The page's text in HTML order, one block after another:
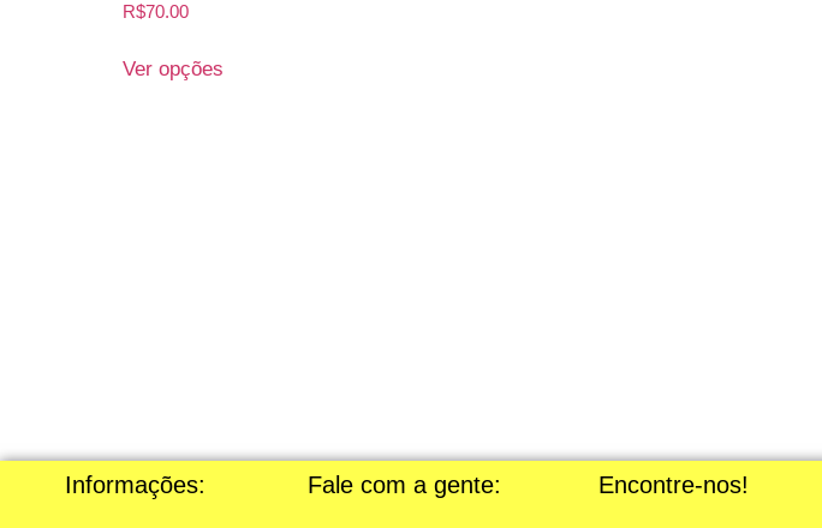
R$70.00
Ver opções
Informações: Fale com a gente: Encontre-nos!